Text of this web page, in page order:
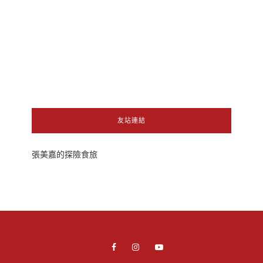
友站連結
張美嘉的探險食旅